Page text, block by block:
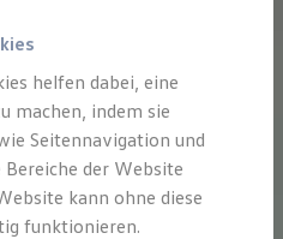
Schlussrate
Garantien
helfen dabei, eine
machen, indem sie
Seitennavigation und
der Website
kann ohne diese
funktionieren.